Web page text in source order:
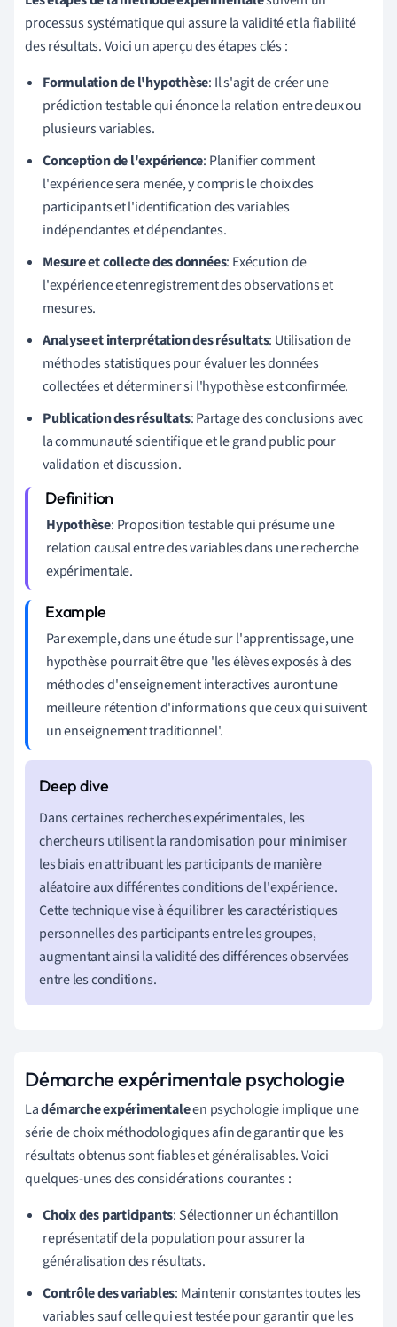
processus systématique qui assure la validité et la fiabilité
des résultats. Voici un aperçu des étapes clés :
Formulation de l'hypothèse: Il s'agit de créer une
prédiction testable qui énonce la relation entre deux ou
plusieurs variables.
Conception de l'expérience: Planifier comment
l'expérience sera menée, y compris le choix des
participants et l'identification des variables
indépendantes et dépendantes.
Mesure et collecte des données: Exécution de
l'expérience et enregistrement des observations et
mesures.
Analyse et interprétation des résultats: Utilisation de
méthodes statistiques pour évaluer les données
collectées et déterminer si l'hypothèse est confirmée.
Publication des résultats: Partage des conclusions avec
la communauté scientifique et le grand public pour
validation et discussion.
Hypothèse: Proposition testable qui présume une
relation causal entre des variables dans une recherche
expérimentale.
Par exemple, dans une étude sur l'apprentissage, une
hypothèse pourrait être que 'les élèves exposés à des
méthodes d'enseignement interactives auront une
meilleure rétention d'informations que ceux qui suivent
un enseignement traditionnel'.
Dans certaines recherches expérimentales, les
chercheurs utilisent la randomisation pour minimiser
les biais en attribuant les participants de manière
aléatoire aux différentes conditions de l'expérience.
Cette technique vise à équilibrer les caractéristiques
personnelles des participants entre les groupes,
augmentant ainsi la validité des différences observées
entre les conditions.
Démarche expérimentale psychologie
Ladémarche expérimentaleen psychologie implique une
série de choix méthodologiques afin de garantir que les
résultats obtenus sont fiables et généralisables. Voici
quelques-unes des considérations courantes :
Choix des participants: Sélectionner un échantillon
représentatif de la population pour assurer la
généralisation des résultats.
Contrôle des variables: Maintenir constantes toutes les
variables sauf celle qui est testée pour garantir que les